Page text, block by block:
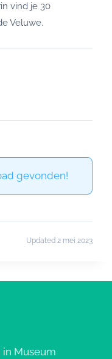
vind je 30
Veluwe.
gevonden!
Updated 2 mei 2023
Museum